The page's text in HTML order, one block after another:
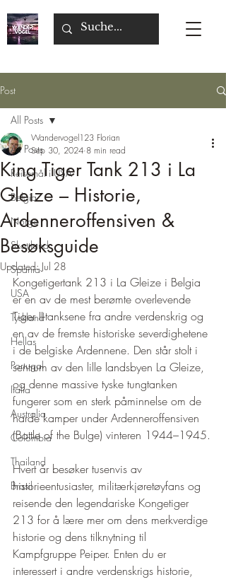
Post
All Posts
Reisemål i USA
Belgia
Norge
Skottland
Spania
USA
Tyskland
Hellas
Portugal
Italia
Australia
Colombia
Thailand
Brasil
All Posts
King Tiger Tank 213 i La
Gleize – Historie,
Ardenneroffensiven &
Besøksguide
Wandervogel123 Florian
Sep 30, 2024 8 min read
Updated: Jul 28
Kongetigertank 213 i La Gleize i Belgia
er en av de mest berømte overlevende
Tiger II-tanksene fra andre verdenskrig og
en av de fremste historiske severdighetene
i de belgiske Ardennene. Den står stolt i
sentrum av den lille landsbyen La Gleize,
og denne massive tyske tungtanken
fungerer som en sterk påminnelse om de
harde kamper under Ardenneroffensiven
(Battle of the Bulge) vinteren 1944–1945.
Hvert år besøker tusenvis av
historieentusiaster, militærkjøretøyfans og
reisende den legendariske Kongetiger
213 for å lære mer om dens merkverdige
historie og dens tilknytning til
Kampfgruppe Peiper. Enten du er
interessert i andre verdenskrigs historie,